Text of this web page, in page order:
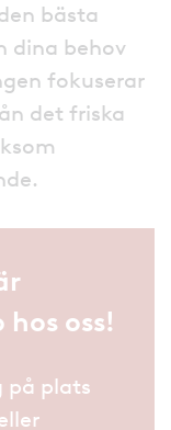
bästa
dina behov
fokuserar
det friska
oss!
på plats